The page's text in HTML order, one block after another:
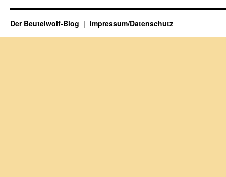
Der Beutelwolf-Blog Impressum/Datenschutz